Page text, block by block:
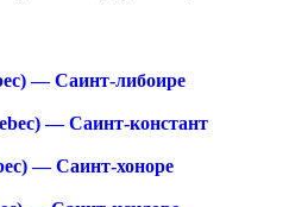
— Саинт-либоире
— Саинт-констант
— Саинт-хоноре